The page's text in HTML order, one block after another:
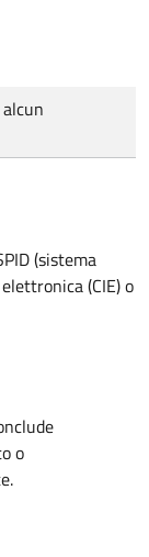
(sistema
(CIE) o
o